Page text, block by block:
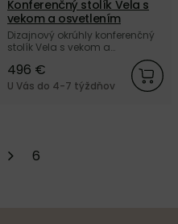
Konferenčný stolík Vela s
vekom a osvetlením
Dizajnový okrúhly konferenčný
stolík Vela s vekom a
osvetlením, z polyetylénu od
talianskej značky PLUST
collection.
496 €
U Vás do 4-7 týždňov
6